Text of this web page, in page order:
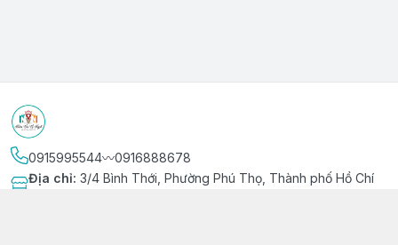
0915995544〰️0916888678
Địa chỉ: 3/4 Bình Thới, Phường Phú Thọ, Thành phố Hồ Chí